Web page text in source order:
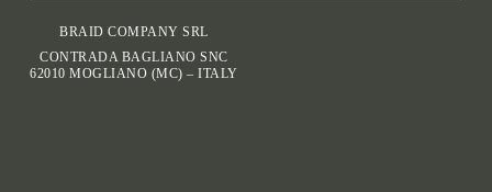
BRAID COMPANY SRL
CONTRADA BAGLIANO SNC
62010 MOGLIANO (MC) – ITALY